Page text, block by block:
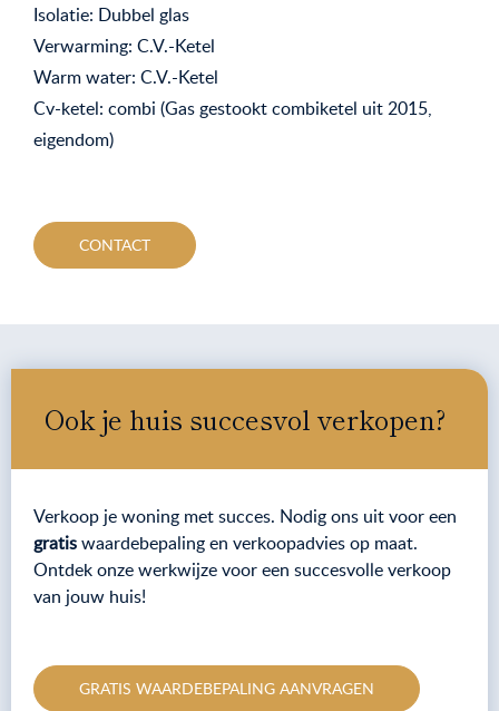
Isolatie: Dubbel glas
Verwarming: C.V.-Ketel
Warm water: C.V.-Ketel
Cv-ketel: combi (Gas gestookt combiketel uit 2015,
eigendom)
CONTACT
Ook je huis succesvol verkopen?
Verkoop je woning met succes. Nodig ons uit voor een
gratiswaardebepaling en verkoopadvies op maat.
Ontdek onze werkwijze voor een succesvolle verkoop
van jouw huis!
GRATIS WAARDEBEPALING AANVRAGEN